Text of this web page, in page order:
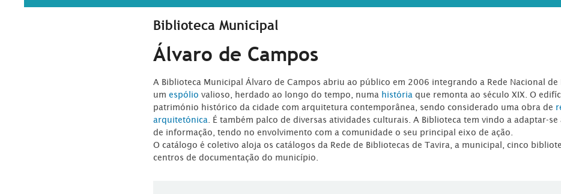
Biblioteca Municipal
Álvaro de Campos
A Biblioteca Municipal Álvaro de Campos abriu ao público em 2006 integrando a Rede Nacional de
um espólio valioso, herdado ao longo do tempo, numa história que remonta ao século XIX. O
património histórico da cidade com arquitetura contemporânea, sendo considerado uma obra de
arquitetónica . É também palco de diversas atividades culturais. A Biblioteca tem vindo a adaptar-se
de informação, tendo no envolvimento com a comunidade o seu principal eixo de ação.
O catálogo é coletivo aloja os catálogos da Rede de Bibliotecas de Tavira, a municipal, cinco
centros de documentação do município.